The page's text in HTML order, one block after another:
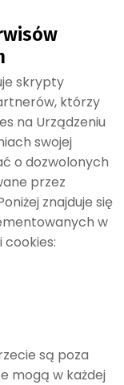
skrypty
którzy
na Urządzeniu
swojej
o dozwolonych
przez
znajduje się
w
cookies:
są poza
mogą w każdej